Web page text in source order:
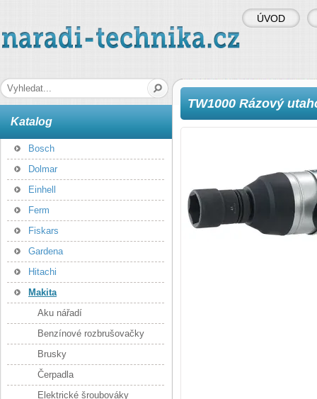
naradi-technika.cz
TW1000 Rázový
Katalog
Bosch
Dolmar
Einhell
Ferm
Fiskars
Gardena
Hitachi
Makita
Aku nářadí
Benzínové rozbrušovačky
Brusky
Čerpadla
Elektrické šroubováky
ÚVOD
Hledaná fráze